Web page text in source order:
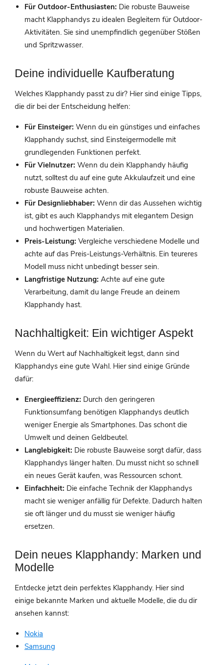
Für Outdoor-Enthusiasten: Die robuste Bauweise
macht Klapphandys zu idealen Begleitern für Outdoor-
Aktivitäten. Sie sind unempfindlich gegenüber Stößen
und Spritzwasser.
Deine individuelle Kaufberatung
Welches Klapphandy passt zu dir? Hier sind einige Tipps,
die dir bei der Entscheidung helfen:
Für Einsteiger: Wenn du ein günstiges und einfaches
Klapphandy suchst, sind Einsteigermodelle mit
grundlegenden Funktionen perfekt.
Für Vielnutzer: Wenn du dein Klapphandy häufig
nutzt, solltest du auf eine gute Akkulaufzeit und eine
robuste Bauweise achten.
Für Designliebhaber: Wenn dir das Aussehen wichtig
ist, gibt es auch Klapphandys mit elegantem Design
und hochwertigen Materialien.
Preis-Leistung: Vergleiche verschiedene Modelle und
achte auf das Preis-Leistungs-Verhältnis. Ein teureres
Modell muss nicht unbedingt besser sein.
Langfristige Nutzung: Achte auf eine gute
Verarbeitung, damit du lange Freude an deinem
Klapphandy hast.
Nachhaltigkeit: Ein wichtiger Aspekt
Wenn du Wert auf Nachhaltigkeit legst, dann sind
Klapphandys eine gute Wahl. Hier sind einige Gründe
dafür:
Energieeffizienz: Durch den geringeren
Funktionsumfang benötigen Klapphandys deutlich
weniger Energie als Smartphones. Das schont die
Umwelt und deinen Geldbeutel.
Langlebigkeit: Die robuste Bauweise sorgt dafür, dass
Klapphandys länger halten. Du musst nicht so schnell
ein neues Gerät kaufen, was Ressourcen schont.
Einfachheit: Die einfache Technik der Klapphandys
macht sie weniger anfällig für Defekte. Dadurch halten
sie oft länger und du musst sie weniger häufig
ersetzen.
Dein neues Klapphandy: Marken und
Modelle
Entdecke jetzt dein perfektes Klapphandy. Hier sind
einige bekannte Marken und aktuelle Modelle, die du dir
ansehen kannst:
Nokia
Samsung